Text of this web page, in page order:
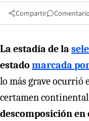
Compartir
La estadía de la
estado marcada
lo más grave ocurrió
certamen
descomposición